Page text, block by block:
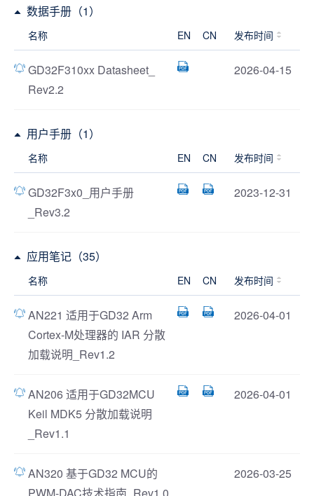
数据手册（1）
名称 EN CN 发布时间
GD32F310xx Datasheet_
Rev2.2
2026-04-15
用户手册（1）
名称 EN CN 发布时间
GD32F3x0_用户手册
_Rev3.2
2023-12-31
应用笔记（35）
名称 EN CN 发布时间
AN221 适用于GD32 Arm
Cortex-M处理器的 IAR 分散
加载说明_Rev1.2
2026-04-01
AN206 适用于GD32MCU
Keil MDK5 分散加载说明
_Rev1.1
2026-04-01
AN320 基于GD32 MCU的
2026-03-25